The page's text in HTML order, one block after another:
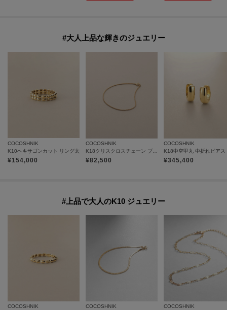
#大人上品な輝きのジュエリー
COCOSHNIK
K10ヘキサゴンカット リング太
¥154,000
COCOSHNIK
¥82,500
COCOSHNIK
K18中空甲丸 中折れピアス
¥345,400
#上品で大人のK10 ジュエリー
COCOSHNIK
COCOSHNIK
COCOSHNIK